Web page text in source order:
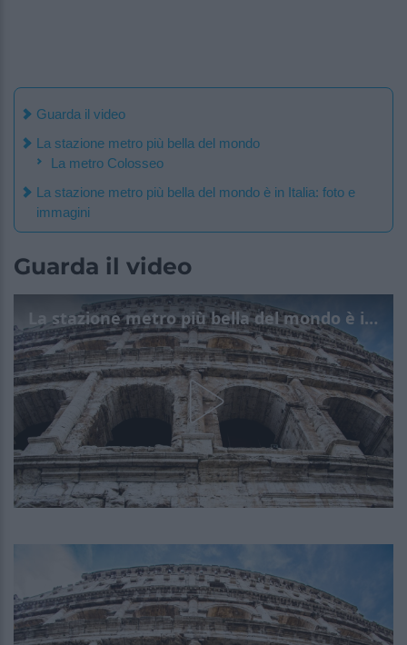
Guarda il video
La stazione metro più bella del mondo
La metro Colosseo
La stazione metro più bella del mondo è in Italia: foto e
immagini
Guarda il video
La stazione metro più bella del mondo è in Italia: scopri dove